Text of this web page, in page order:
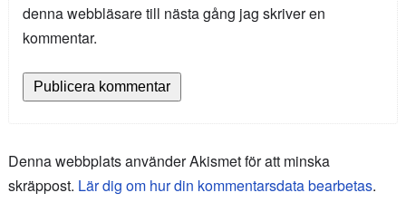
denna webbläsare till nästa gång jag skriver en
kommentar.
Denna webbplats använder Akismet för att minska
skräppost. Lär dig om hur din kommentarsdata bearbetas.